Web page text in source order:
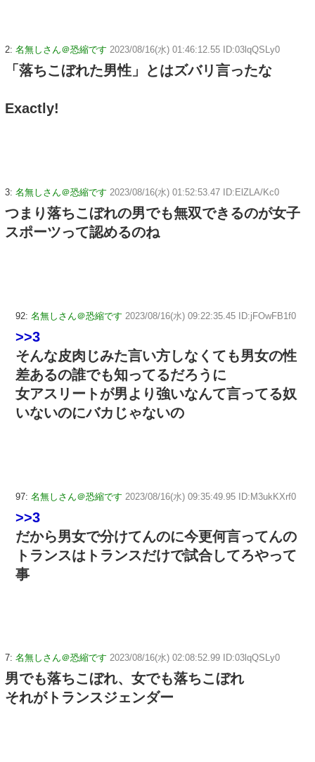
2: 名無しさん＠恐縮です 2023/08/16(水) 01:46:12.55 ID:03lqQSLy0
「落ちこぼれた男性」とはズバリ言ったな
Exactly!
3: 名無しさん＠恐縮です 2023/08/16(水) 01:52:53.47 ID:ElZLA/Kc0
つまり落ちこぼれの男でも無双できるのが女子
スポーツって認めるのね
92: 名無しさん＠恐縮です 2023/08/16(水) 09:22:35.45 ID:jFOwFB1f0
>>3
そんな皮肉じみた言い方しなくても男女の性
差あるの誰でも知ってるだろうに
女アスリートが男より強いなんて言ってる奴
いないのにバカじゃないの
97: 名無しさん＠恐縮です 2023/08/16(水) 09:35:49.95 ID:M3ukKXrf0
>>3
だから男女で分けてんのに今更何言ってんの
トランスはトランスだけで試合してろやって
事
7: 名無しさん＠恐縮です 2023/08/16(水) 02:08:52.99 ID:03lqQSLy0
男でも落ちこぼれ、女でも落ちこぼれ
それがトランスジェンダー